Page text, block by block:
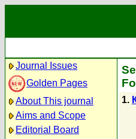
Journal Issues
Golden Pages
About This journal
Aims and Scope
Editorial Board
1.